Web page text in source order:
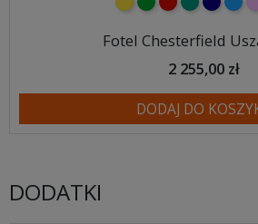
Fotel Chesterfield
2 255,00 zł
DODAJ DO
DODATKI